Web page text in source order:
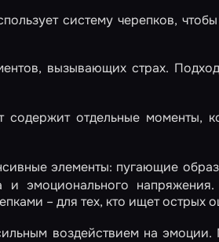
систему черепков,
вызывающих страх.
содержит отдельные моменты,
элементы: пугающие
и эмоционального
– для тех, кто ищет острых
воздействием на эмоции.